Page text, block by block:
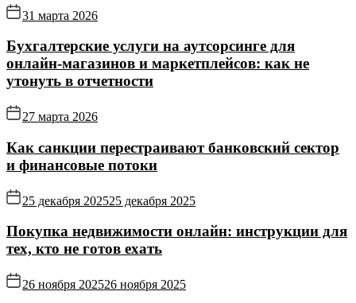
31 марта 2026
Бухгалтерские услуги на аутсорсинге для
онлайн‑магазинов и маркетплейсов: как не
утонуть в отчетности
27 марта 2026
Как санкции перестраивают банковский сектор
и финансовые потоки
25 декабря 202525 декабря 2025
Покупка недвижимости онлайн: инструкции для
тех, кто не готов ехать
26 ноября 202526 ноября 2025